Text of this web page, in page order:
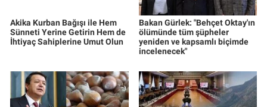
Akika Kurban Bağışı ile Hem
Sünneti Yerine Getirin Hem de
İhtiyaç Sahiplerine Umut Olun
Bakan Gürlek: "Behçet Oktay'ın
ölümünde tüm şüpheler
yeniden ve kapsamlı biçimde
incelenecek"